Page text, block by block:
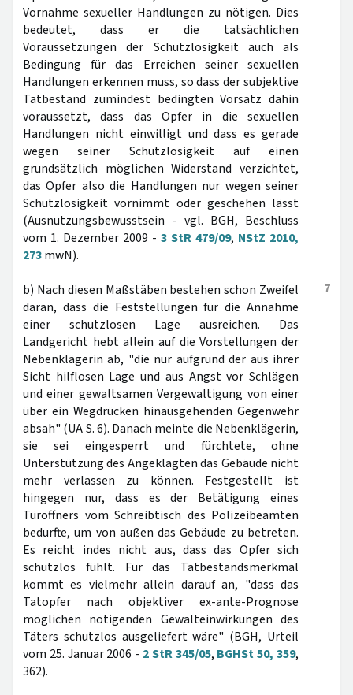
Vornahme sexueller Handlungen zu nötigen. Dies
bedeutet, dass er die tatsächlichen
Voraussetzungen der Schutzlosigkeit auch als
Bedingung für das Erreichen seiner sexuellen
Handlungen erkennen muss, so dass der subjektive
Tatbestand zumindest bedingten Vorsatz dahin
voraussetzt, dass das Opfer in die sexuellen
Handlungen nicht einwilligt und dass es gerade
wegen seiner Schutzlosigkeit auf einen
grundsätzlich möglichen Widerstand verzichtet,
das Opfer also die Handlungen nur wegen seiner
Schutzlosigkeit vornimmt oder geschehen lässt
(Ausnutzungsbewusstsein - vgl. BGH, Beschluss
vom 1. Dezember 2009 - 3 StR 479/09, NStZ 2010,
273mwN).
7
b) Nach diesen Maßstäben bestehen schon Zweifel
daran, dass die Feststellungen für die Annahme
einer schutzlosen Lage ausreichen. Das
Landgericht hebt allein auf die Vorstellungen der
Nebenklägerin ab, "die nur aufgrund der aus ihrer
Sicht hilflosen Lage und aus Angst vor Schlägen
und einer gewaltsamen Vergewaltigung von einer
über ein Wegdrücken hinausgehenden Gegenwehr
absah" (UA S. 6). Danach meinte die Nebenklägerin,
sie sei eingesperrt und fürchtete, ohne
Unterstützung des Angeklagten das Gebäude nicht
mehr verlassen zu können. Festgestellt ist
hingegen nur, dass es der Betätigung eines
Türöffners vom Schreibtisch des Polizeibeamten
bedurfte, um von außen das Gebäude zu betreten.
Es reicht indes nicht aus, dass das Opfer sich
schutzlos fühlt. Für das Tatbestandsmerkmal
kommt es vielmehr allein darauf an, "dass das
Tatopfer nach objektiver ex-ante-Prognose
möglichen nötigenden Gewalteinwirkungen des
Täters schutzlos ausgeliefert wäre" (BGH, Urteil
vom 25. Januar 2006 - 2 StR 345/05, BGHSt 50, 359,
362).